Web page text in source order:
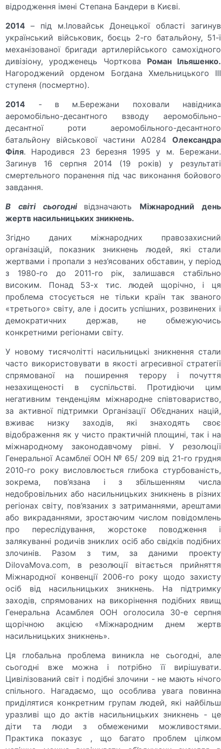
відродження імені Степана Бандери в Києві.
2014– під м.Іловайськ Донецької області загинув
український військовик, боєць 2-го батальйону, 51-ї
механізованої бригади артилерійського самохідного
дивізіону, уродженець Чорткова Роман Ільяшенко.
Нагороджений орденом Богдана Хмельницького III
ступеня (посмертно).
2014 - в м.Бережани поховали навідника
аеромобільно-десантного взводу аеромобільно-
десантної роти аеромобільного-десантного
батальйону військової частини А0284 Олександра
Філя. Народився 23 березня 1995 у м. Бережани.
Загинув 16 серпня 2014 (19 років) у результаті
смертельного поранення під час виконання бойового
завдання.
В світі сьогодні відзначають Міжнародний день
жертв насильницьких зникнень.
Згідно даних міжнародних правозахисний
організацій, показник зникнень людей, які стали
жертвами і пропали з нез’ясованих обставин, у період
з 1980-го до 2011-го рік, залишався стабільно
високим. Понад 53-х тис. людей щорічно, і ця
проблема стосується не тільки країн так званого
«третього» світу, але і досить успішних, розвинених і
демократичних держав, не обмежуючись
конкретними регіонами світу.
У новому тисячолітті насильницькі зникнення стали
часто використовувати в якості агресивної стратегії
спрямованої на поширення терору і почуття
незахищеності в суспільстві. Протидіючи цим
негативним тенденціям міжнародне співтовариство,
за активної підтримки Організації Об’єднаних націй,
вживає низку заходів, які знаходять своє
відображення як у чисто практичній площині, так і на
міжнародному законодавчому рівні. У резолюції
Генеральної Асамблеї ООН № 65/ 209 від 21-го грудня
2010-го року висловлюється глибока стурбованість,
зокрема, пов’язана і з збільшенням числа
недобровільних або насильницьких зникнень в різних
регіонах світу, пов’язаних з затриманнями, арештами
або викраданнями, зростаючим числом повідомлень
про переслідування, жорстоке поводження і
залякуванні родичів зниклих осіб або свідків подібних
злочинів. Разом з тим, за даними проекту
DilovaMova.com, в резолюції вітається прийняття
Міжнародної конвенції 2006-го року щодо захисту
осіб від насильницьких зникнень. На підтримку
заходів, спрямованих на викорінення подібних явищ
Генеральна Асамблея ООН оголосила 30-е серпня
щорічною акцією «Міжнародним днем жертв
насильницьких зникнень».
Ця глобальна проблема виникла не сьогодні, але
сьогодні вже можна і потрібно її вирішувати.
Цивілізований світ і подібні злочини - не мають нічого
спільного. Нагадаємо, що особлива увага повинна
приділятися конкретним групам людей, які найбільш
уразливі що до актів насильницьких зникнень - це
діти та люди з обмеженими можливостями.
Практика показує , що багато проблем цілком